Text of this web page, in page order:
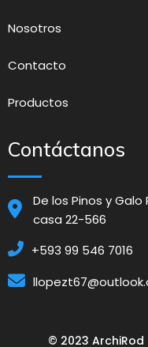
Nosotros
Contacto
Productos
Contáctanos
De los Pinos y
casa 22-566
+593 99 546 7016
© 2023 ArchiRod